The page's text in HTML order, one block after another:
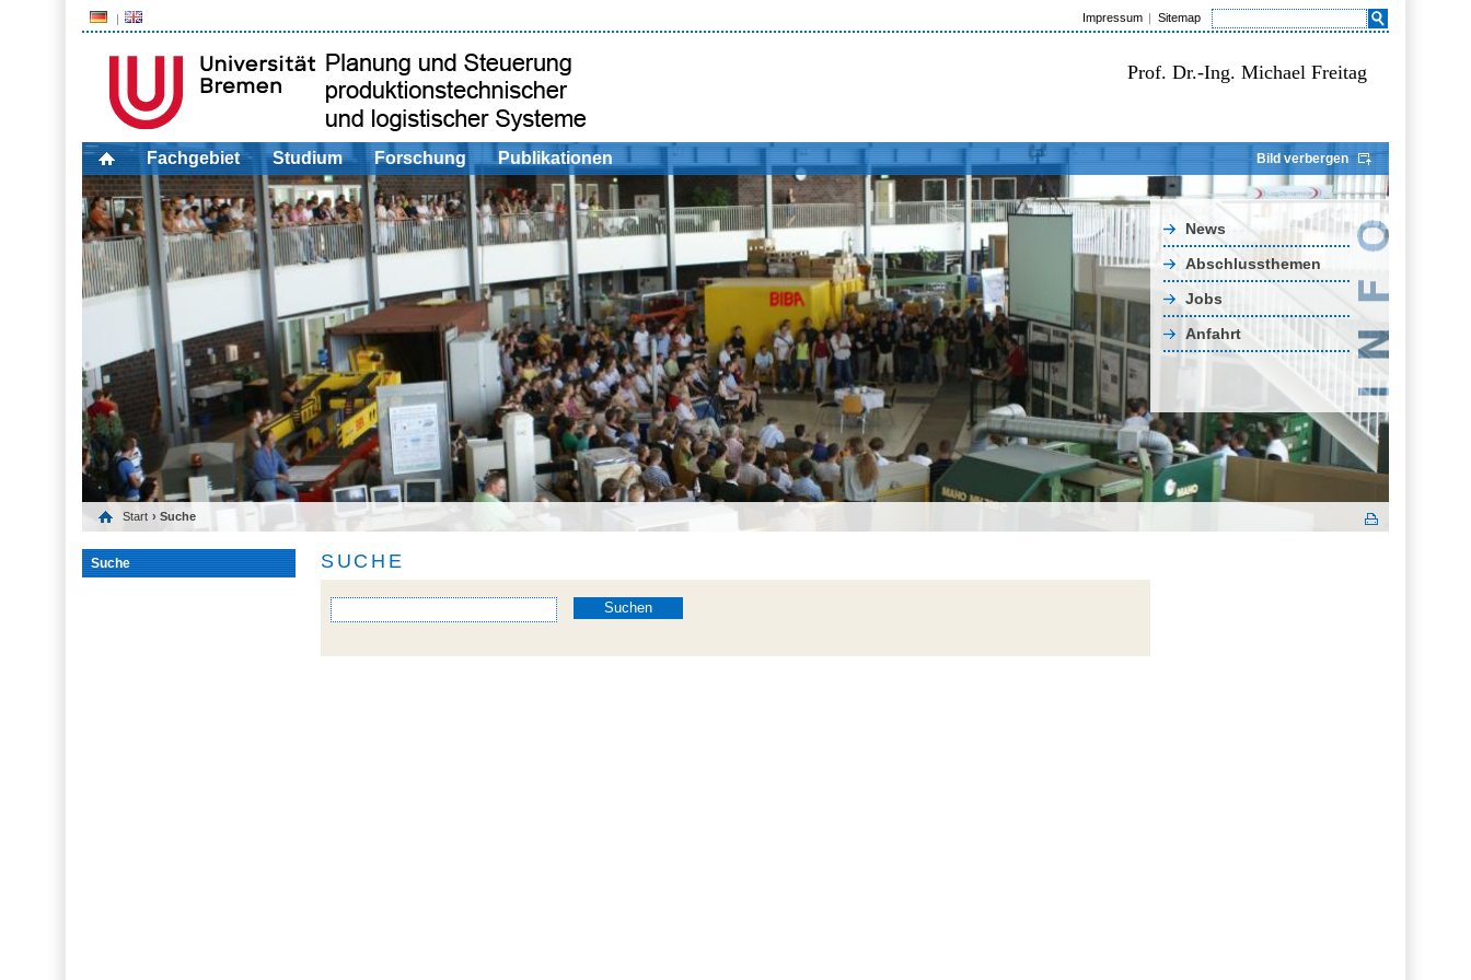
Impressum Sitemap
Prof. Dr.-Ing. Michael Freitag
Fachgebiet Studium Forschung Publikationen Bild verbergen
News
Abschlussthemen
Jobs
Anfahrt
Start › Suche
Suche SUCHE